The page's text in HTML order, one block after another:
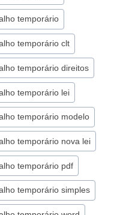
temporário
temporário clt
temporário direitos
temporário lei
temporário modelo
temporário nova lei
temporário pdf
temporário simples